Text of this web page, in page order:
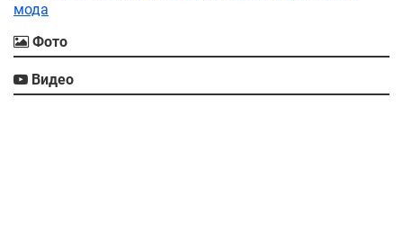
мода
Фото
Видео